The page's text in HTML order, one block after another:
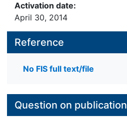
Activation date:
April 30, 2014
Reference
No FIS full text/file
Question on publication